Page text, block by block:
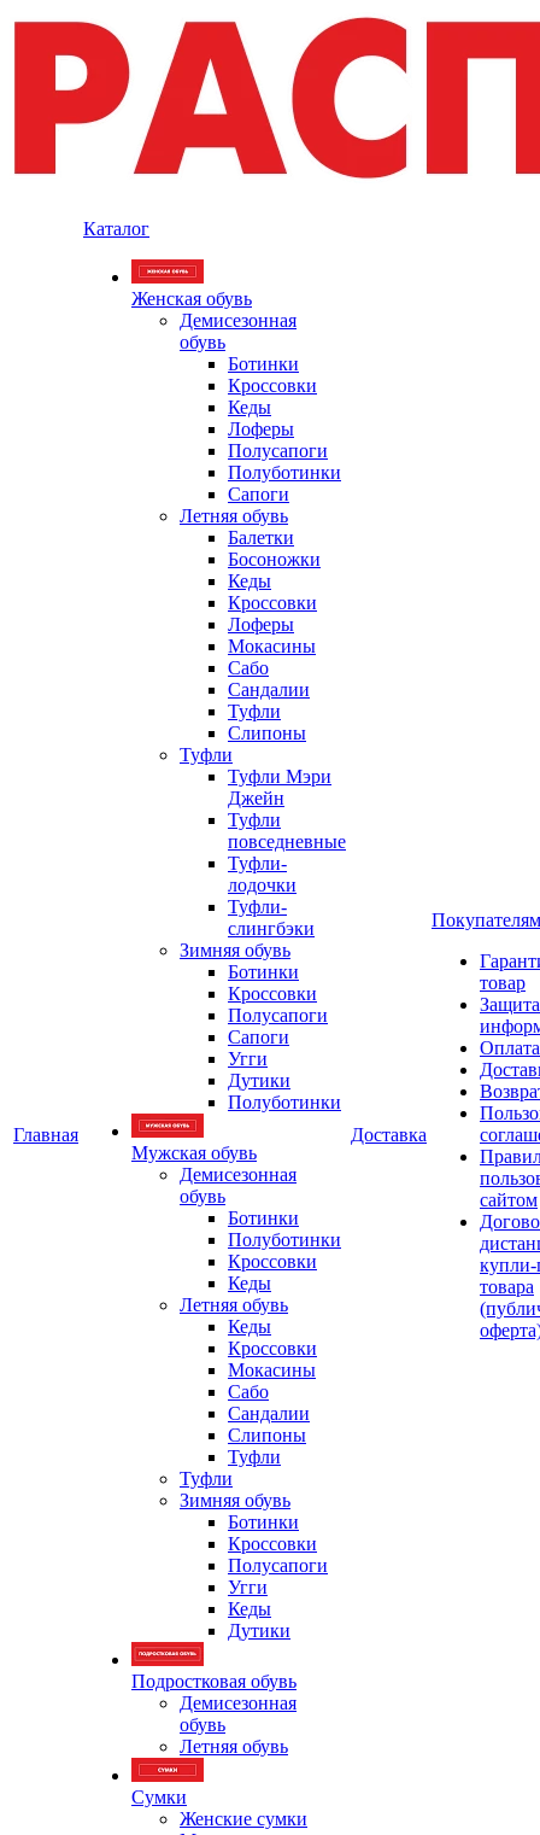
Главная
Каталог
Женская обувь
Демисезонная
обувь
Ботинки
Кроссовки
Кеды
Лоферы
Полусапоги
Полуботинки
Сапоги
Летняя обувь
Балетки
Босоножки
Кеды
Кроссовки
Лоферы
Мокасины
Сабо
Сандалии
Туфли
Слипоны
Туфли
Туфли Мэри
Джейн
Туфли
повседневные
Туфли-
лодочки
Туфли-
слингбэки
Зимняя обувь
Ботинки
Кроссовки
Полусапоги
Сапоги
Угги
Дутики
Полуботинки
Мужская обувь
Демисезонная
обувь
Ботинки
Полуботинки
Кроссовки
Кеды
Летняя обувь
Кеды
Кроссовки
Мокасины
Сабо
Сандалии
Слипоны
Туфли
Туфли
Зимняя обувь
Ботинки
Кроссовки
Полусапоги
Угги
Кеды
Дутики
Подростковая обувь
Демисезонная
обувь
Летняя обувь
Сумки
Женские сумки
Доставка
Покупателям
товар
Защита
Оплата
сайтом
товара